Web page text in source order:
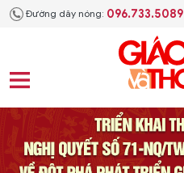
Đường dây nóng: 096.733.5089